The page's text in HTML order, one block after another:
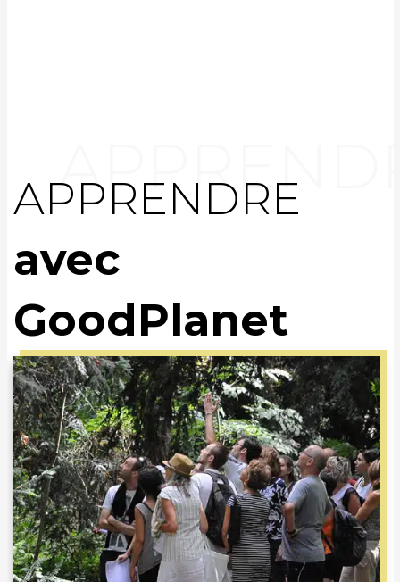
APPRENDRE
avec
GoodPlanet